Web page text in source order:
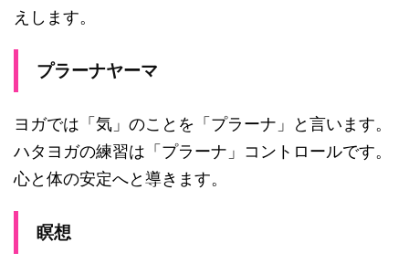
えします。
プラーナヤーマ
ヨガでは「気」のことを「プラーナ」と言います。
ハタヨガの練習は「プラーナ」コントロールです。
心と体の安定へと導きます。
瞑想